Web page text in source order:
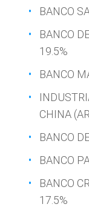
BANCO
BANCO
19.5%
BANCO
CHINA
BANCO
BANCO
BANCO
17.5%